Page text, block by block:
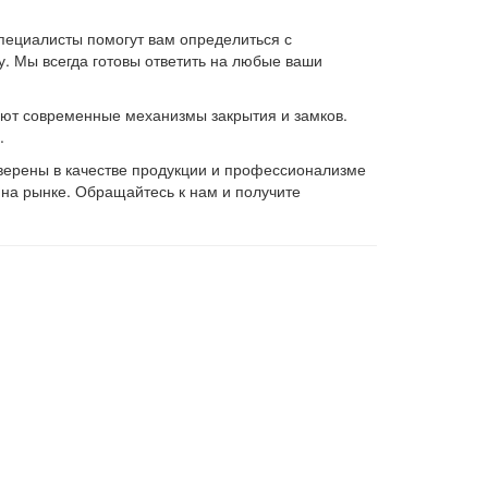
помогут вам определиться с
Мы всегда готовы ответить на любые ваши
современные механизмы закрытия и замков.
в качестве продукции и профессионализме
рынке. Обращайтесь к нам и получите